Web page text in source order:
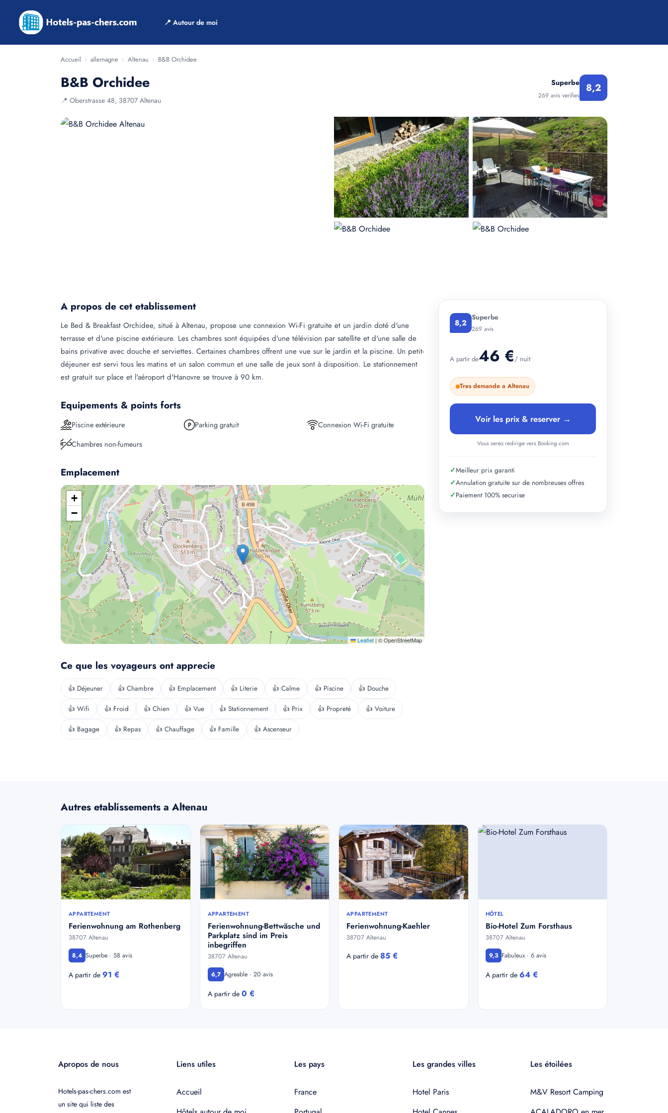
📍 Autour de moi
Accueil › allemagne › Altenau › B&B Orchidee
B&B Orchidee
📍 Oberstrasse 48, 38707 Altenau
Superbe
269 avis verifies
8,2
A propos de cet etablissement
Le Bed & Breakfast Orchidee, situé à Altenau, propose une connexion Wi-Fi gratuite et un jardin doté d'une
terrasse et d'une piscine extérieure. Les chambres sont équipées d'une télévision par satellite et d'une salle de
bains privative avec douche et serviettes. Certaines chambres offrent une vue sur le jardin et la piscine. Un petit-
déjeuner est servi tous les matins et un salon commun et une salle de jeux sont à disposition. Le stationnement
est gratuit sur place et l'aéroport d'Hanovre se trouve à 90 km.
Equipements & points forts
Piscine extérieure Parking gratuit
Connexion Wi-Fi gratuite
Chambres non-fumeurs
Emplacement
+
−
Leaflet | © OpenStreetMap
Ce que les voyageurs ont apprecie
👍 Déjeuner 👍 Chambre 👍 Emplacement 👍 Literie 👍 Calme 👍 Piscine 👍 Douche
👍 Wifi 👍 Froid 👍 Chien 👍 Vue 👍 Stationnement 👍 Prix 👍 Propreté 👍 Voiture
👍 Bagage 👍 Repas 👍 Chauffage 👍 Famille 👍 Ascenseur
8,2 Superbe
269 avis
A partir de46 €/ nuit
Tres demande a Altenau
Voir les prix & reserver →
Vous serez redirige vers Booking.com
✓Meilleur prix garanti
✓Annulation gratuite sur de nombreuses offres
✓Paiement 100% securise
Autres etablissements a Altenau
APPARTEMENT
Ferienwohnung am Rothenberg
38707 Altenau
8,4 Superbe · 58 avis
A partir de 91 €
APPARTEMENT
Ferienwohnung-Bettwäsche und
Parkplatz sind im Preis
inbegriffen
38707 Altenau
6,7 Agreable · 20 avis
A partir de 0 €
APPARTEMENT
Ferienwohnung-Kaehler
38707 Altenau
A partir de 85 €
HÔTEL
Bio-Hotel Zum Forsthaus
38707 Altenau
9,3 Fabuleux · 6 avis
A partir de 64 €
Apropos de nous
Hotels-pas-chers.com est
un site qui liste des
Liens utiles
Accueil
Les pays
France
Les grandes villes
Hotel Paris
Les étoilées
M&V Resort Camping